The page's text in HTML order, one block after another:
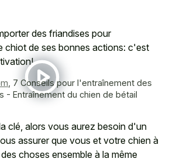
des friandises pour
chiot de ses bonnes actions: c'est
7 Conseils pour l'entraînement des
- Entraînement du chien de bétail
clé, alors vous aurez besoin d'un
assurer que vous et votre chien à
choses ensemble à la même